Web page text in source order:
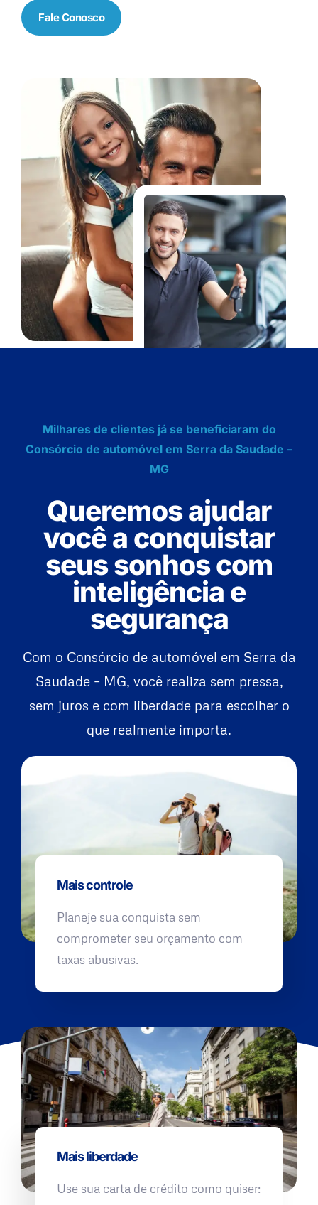
Fale Conosco
Milhares de clientes já se beneficiaram do
Consórcio de automóvel em Serra da Saudade –
MG
Queremos ajudar
você a conquistar
seus sonhos com
inteligência e
segurança
Com o Consórcio de automóvel em Serra da
Saudade – MG, você realiza sem pressa,
sem juros e com liberdade para escolher o
que realmente importa.
Mais controle
Planeje sua conquista sem
comprometer seu orçamento com
taxas abusivas.
Mais liberdade
Use sua carta de crédito como quiser: